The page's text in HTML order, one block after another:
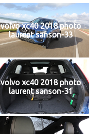
volvo xc40 2018 photo
laurent sanson-33
volvo xc40 2018 photo
laurent sanson-31